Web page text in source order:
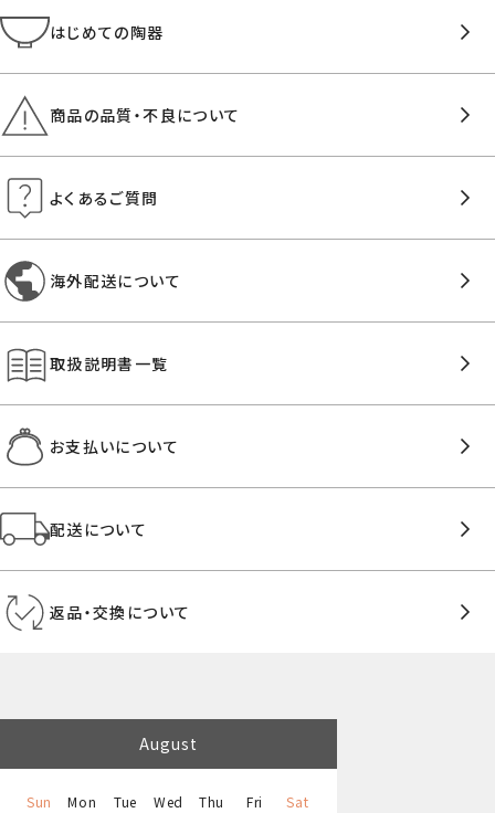
はじめての陶器
商品の品質・不良について
よくあるご質問
海外配送について
取扱説明書一覧
お支払いについて
配送について
返品・交換について
August
Sun Mon Tue Wed Thu Fri
Sat